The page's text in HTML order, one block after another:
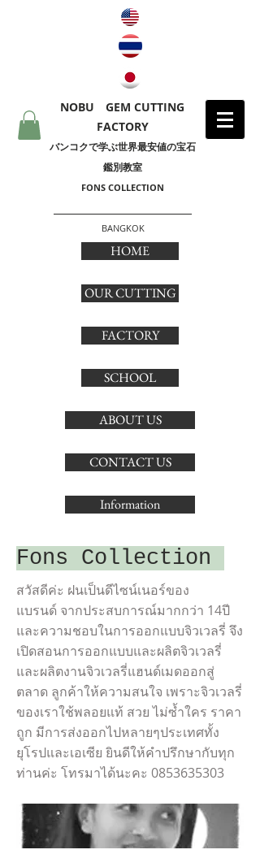
NOBU GEM CUTTING
FACTORY
​バンコクで学ぶ世界最安値の宝石
鑑別教室
FONS COLLECTION
BANGKOK
HOME
OUR CUTTING
FACTORY
SCHOOL
ABOUT US
CONTACT US
Information
Fons Collection
สวัสดีค่ะ ฝนเป็นดีไซน์เนอร์ของ
แบรนด์ จากประสบการณ์มากกว่า 14ปี
และความชอบในการออกแบบจิวเวลรี่ จึง
เปิดสอนการออกแบบและผลิตจิวเวลรี่
และผลิตงานจิวเวลรี่แฮนด์เมดออกสู่
ตลาด ลูกค้าให้ความสนใจ เพราะจิวเวลรี่
ของเราใช้พลอยแท้ สวย ไม่ซ้ำใคร ราคา
ถูก มีการส่งออกไปหลายๆประเทศทั้ง
ยุโรปและเอเซีย ยินดีให้คำปรึกษากับทุก
ท่านค่ะ โทรมาได้นะคะ 0853635303